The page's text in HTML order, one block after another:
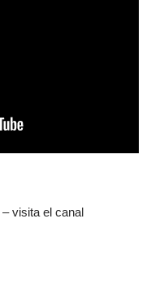
– visita el canal